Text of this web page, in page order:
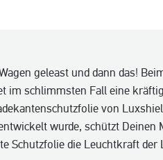
geleast und dann das!
im schlimmsten Fall eine
von
wurde, schützt
Schutzfolie die Leuchtkraft